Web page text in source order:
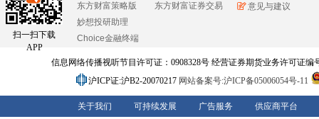
扫一扫下载
APP
东方财富策略版
妙想投研助理
Choice金融终端
东方财富证券交易
意见与建议
信息网络传播视听节目许可证：0908328号 经营证券期货业务许可证编
沪ICP证:沪B2-20070217 网站备案号:沪ICP备05006054号-11
关于我们 可持续发展 广告服务 供应商平台